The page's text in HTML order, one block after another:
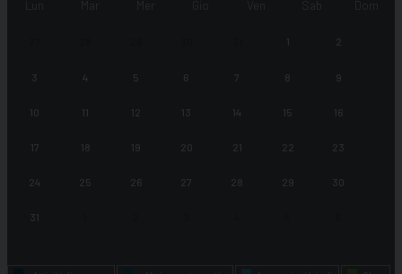
1 2
3 4 5 6 7 8 9
10 11 12 13 14 15 16
17 18 19 20 21 22 23
24 25 26 27 28 29 30
31